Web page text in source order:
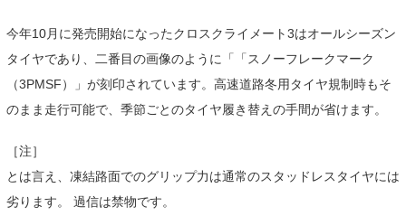
今年10月に発売開始になったクロスクライメート3はオールシーズン
タイヤであり、二番目の画像のように「「スノーフレークマーク
（3PMSF）」が刻印されています。高速道路冬用タイヤ規制時もそ
のまま走行可能で、季節ごとのタイヤ履き替えの手間が省けます。
［注］
とは言え、凍結路面でのグリップ力は通常のスタッドレスタイヤには
劣ります。 過信は禁物です。